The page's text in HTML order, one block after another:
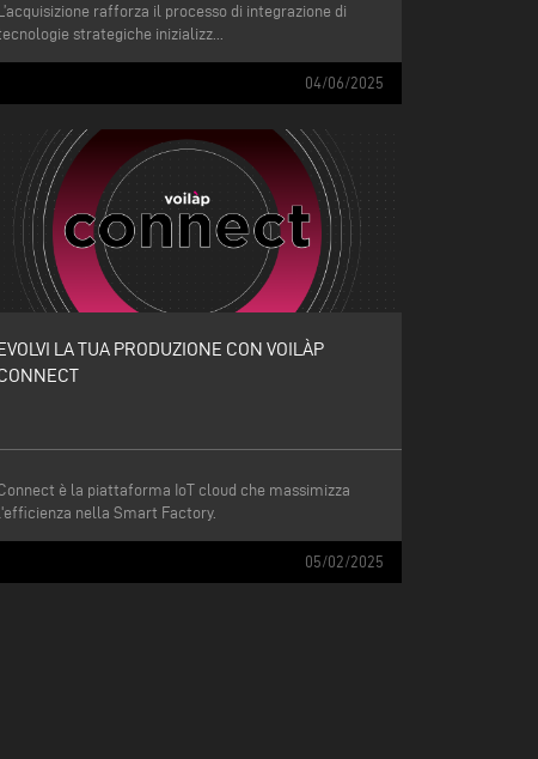
rafforza il processo di integrazione di
strategiche inizializz...
04/06/2025
LA TUA PRODUZIONE CON VOILÀP
è la piattaforma IoT cloud che massimizza
l'efficienza nella Smart Factory.
05/02/2025